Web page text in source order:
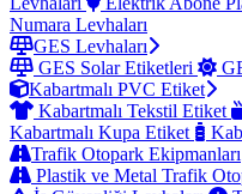
Numara Levhaları
GES Levhaları
GES Solar Etiketleri
Kabartmalı PVC Etiket
Kabartmalı Tekstil Etiket
Kabartmalı Kupa Etiket
Trafik Otopark Ekipmanları
Plastik ve Metal Trafik